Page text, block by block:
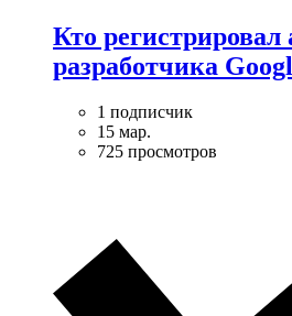
Кто регистрировал
разработчика
1 подписчик
15 мар.
725 просмотров